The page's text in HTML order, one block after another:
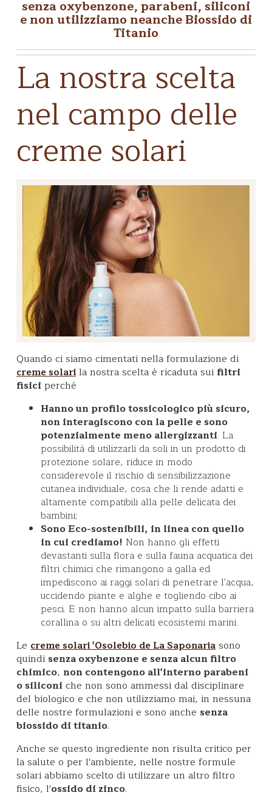
senza oxybenzone, parabeni, siliconi
e non utilizziamo neanche Biossido di
Titanio
La nostra scelta
nel campo delle
creme solari
Quando ci siamo cimentati nella formulazione di
creme solarila nostra scelta è ricaduta suifiltri
fisiciperché
Hanno un profilo tossicologico più sicuro,
non interagiscono con la pelle e sono
potenzialmente meno allergizzanti. La
possibilità di utilizzarli da soli in un prodotto di
protezione solare, riduce in modo
considerevole il rischio di sensibilizzazione
cutanea individuale, cosa che li rende adatti e
altamente compatibili alla pelle delicata dei
bambini;
Sono Eco-sostenibili, in linea con quello
in cui crediamo! Non hanno gli effetti
devastanti sulla flora e sulla fauna acquatica dei
filtri chimici che rimangono a galla ed
impediscono ai raggi solari di penetrare l'acqua,
uccidendo piante e alghe e togliendo cibo ai
pesci. E non hanno alcun impatto sulla barriera
corallina o su altri delicati ecosistemi marini.
Le creme solari 'Osolebio de La Saponaria sono
quindi senza oxybenzone e senza alcun filtro
chimico, non contengono all'interno parabeni
o siliconiche non sono ammessi dal disciplinare
del biologico e che non utilizziamo mai, in nessuna
delle nostre formulazioni e sono anche senza
biossido di titanio.
Anche se questo ingrediente non risulta critico per
la salute o per l'ambiente, nelle nostre formule
solari abbiamo scelto di utilizzare un altro filtro
fisico, l'ossido di zinco.